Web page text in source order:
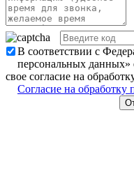
В соответствии с
персональных данных»
свое согласие на
Согласие на